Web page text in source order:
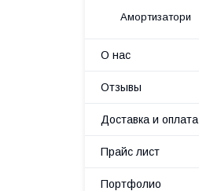
Амортизатори
О нас
Отзывы
Доставка и оплата
Прайс лист
Портфолио